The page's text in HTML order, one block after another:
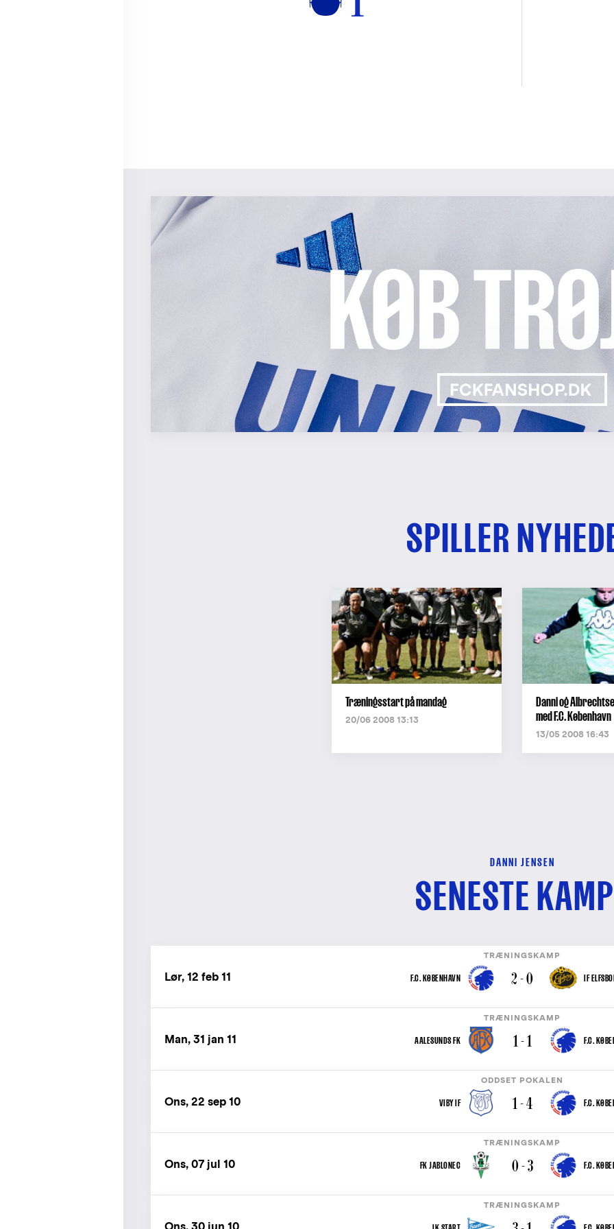
SPILLER
Træningsstart på mandag
20/06 2008 13:13
Danni og
med F.C. København
13/05 2008 16:43
DANNI JENSEN
SENESTE
TRÆNINGSKAMP
Lør, 12 feb 11 F.C. KØBENHAVN 2 - 0 IF
TRÆNINGSKAMP
Man, 31 jan 11 AALESUNDS FK 1 - 1 F.C.
ODDSET POKALEN
Ons, 22 sep 10 VIBY IF 1 - 4 F.C.
TRÆNINGSKAMP
Ons, 07 jul 10 FK JABLONEC 0 - 3 F.C.
TRÆNINGSKAMP
Ons, 30 jun 10